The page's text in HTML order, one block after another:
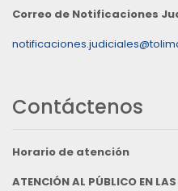
Correo de Notificaciones
Contáctenos
Horario de atención
ATENCIÓN AL PÚBLICO EN